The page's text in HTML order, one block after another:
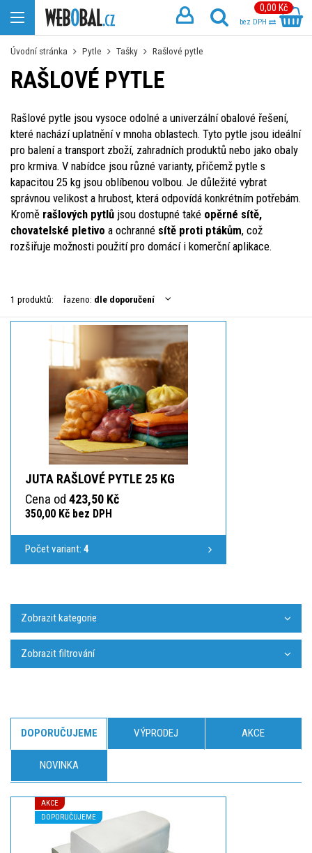
0,00 Kč
bez DPH
Úvodní stránka Pytle Tašky Rašlové pytle
RAŠLOVÉ PYTLE
Rašlové pytle jsou vysoce odolné a univerzální obalové řešení,
které nachází uplatnění v mnoha oblastech. Tyto pytle jsou ideální
pro balení a transport zboží, zahradních produktů nebo jako obaly
pro krmiva. V nabídce jsou různé varianty, přičemž pytle s
kapacitou 25 kg jsou oblíbenou volbou. Je důležité vybrat
správnou velikost a hrubost, která odpovídá konkrétním potřebám.
Kromě rašlových pytlů jsou dostupné také opěrné sítě,
chovatelské pletivo a ochranné sítě proti ptákům, což
rozšiřuje možnosti použití pro domácí i komerční aplikace.
1 produktů: řazeno: dle doporučení
JUTA RAŠLOVÉ PYTLE 25 KG
Cena od 423,50 Kč
350,00 Kč bez DPH
Počet variant: 4
Zobrazit kategorie
Zobrazit filtrování
DOPORUČUJEME VÝPRODEJ AKCE
NOVINKA
AKCE
DOPORUČUJEME